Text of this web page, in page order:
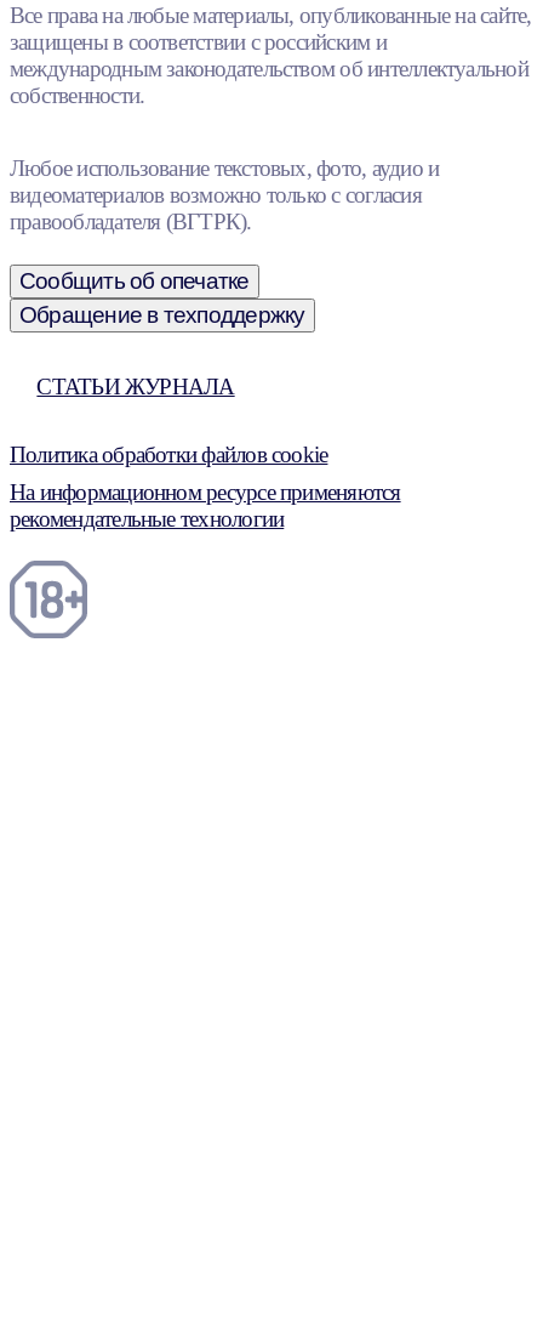
Все права на любые материалы, опубликованные на сайте,
защищены в соответствии с российским и
международным законодательством об интеллектуальной
собственности.
Любое использование текстовых, фото, аудио и
видеоматериалов возможно только с согласия
правообладателя (ВГТРК).
Сообщить об опечатке
Обращение в техподдержку
СТАТЬИ ЖУРНАЛА
Политика обработки файлов cookie
На информационном ресурсе применяются
рекомендательные технологии